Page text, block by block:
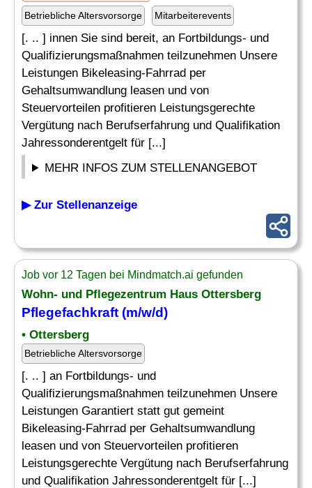
Betriebliche Altersvorsorge Mitarbeiterevents
[. .. ] innen Sie sind bereit, an Fortbildungs- und
Qualifizierungsmaßnahmen teilzunehmen Unsere
Leistungen Bikeleasing-Fahrrad per
Gehaltsumwandlung leasen und von
Steuervorteilen profitieren Leistungsgerechte
Vergütung nach Berufserfahrung und Qualifikation
Jahressonderentgelt für [...]
MEHR INFOS ZUM STELLENANGEBOT
▶ Zur Stellenanzeige
Job vor 12 Tagen bei Mindmatch.ai gefunden
Wohn- und Pflegezentrum Haus Ottersberg
Pflegefachkraft (m/w/d)
• Ottersberg
Betriebliche Altersvorsorge
[. .. ] an Fortbildungs- und
Qualifizierungsmaßnahmen teilzunehmen Unsere
Leistungen Garantiert statt gut gemeint
Bikeleasing-Fahrrad per Gehaltsumwandlung
leasen und von Steuervorteilen profitieren
Leistungsgerechte Vergütung nach Berufserfahrung
und Qualifikation Jahressonderentgelt für [...]